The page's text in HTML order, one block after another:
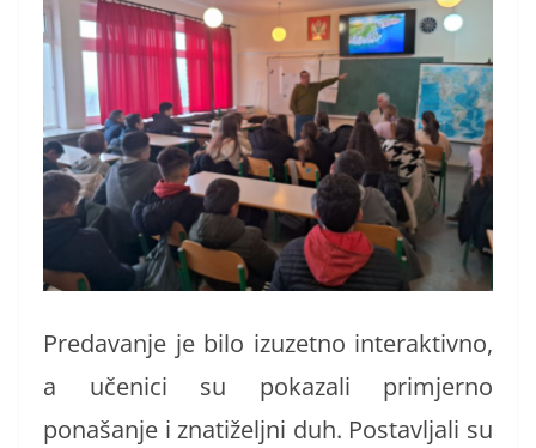
Predavanje je bilo izuzetno interaktivno,
a učenici su pokazali primjerno
ponašanje i znatiželjni duh. Postavljali su